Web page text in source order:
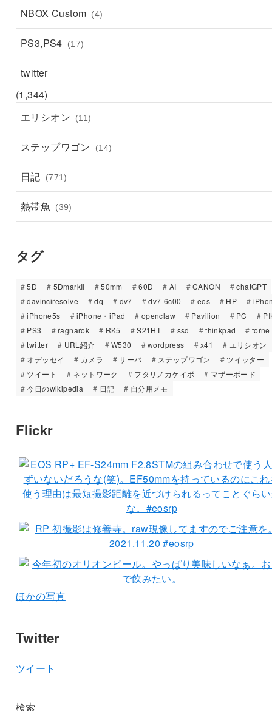
NBOX Custom (4)
PS3,PS4 (17)
twitter
(1,344)
エリシオン
(11)
ステップワゴン (14)
日記 (771)
熱帯魚 (39)
タグ
5D 5DmarkII 50mm 60D AI CANON
chatGPT
davinciresolve
dq dv7 dv7-6c00 eos HP
iPhone5s
iPhone・iPad openclaw Pavilion PC
PS3
ragnarok RK5 S21HT ssd thinkpad
torne
twitter
URL紹介 W530 wordpress x41
エリシオン
オデッセイ
カメラ サーバ ステップワゴン
ツイッター
ツイート
ネットワーク フタリノカケイボ
マザーボード
今日のwikipedia
日記 自分用メモ
Flickr
ほかの写真
Twitter
ツイート
検索